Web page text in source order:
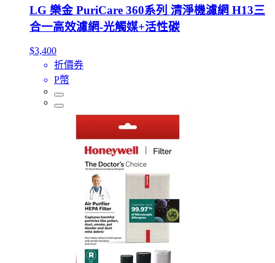
LG 樂金 PuriCare 360系列 清淨機濾網 H13三
合一高效濾網-光觸媒+活性碳
$3,400
折價券
P幣